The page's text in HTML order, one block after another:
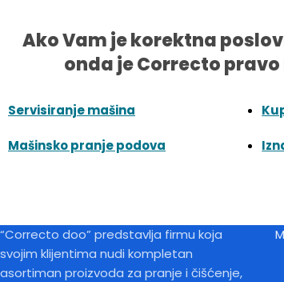
Ako Vam je korektna
onda je Correcto
Servisiranje mašina
Mašinsko pranje podova
“Correcto doo” predstavlja firmu koja
svojim klijentima nudi kompletan
asortiman proizvoda za pranje i čišćenje,